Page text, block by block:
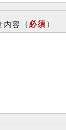
内容 （ 必須 ）